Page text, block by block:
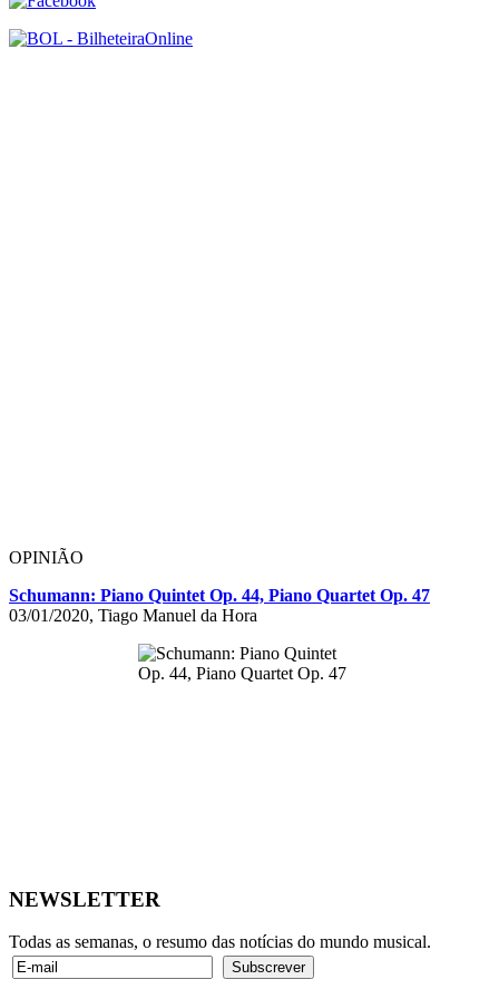
OPINIÃO
Schumann: Piano Quintet Op. 44, Piano Quartet Op. 47
03/01/2020, Tiago Manuel da Hora
NEWSLETTER
Todas as semanas, o resumo das notícias do mundo musical.